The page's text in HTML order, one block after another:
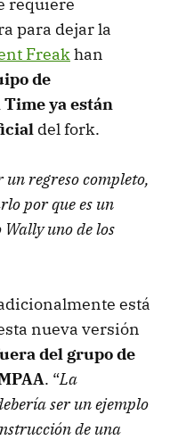
para dejar la
Freakhan
de
ya están
del fork.
regreso completo,
por que es un
uno de los
está
nueva versión
del grupo de
. “La
ser un ejemplo
de una